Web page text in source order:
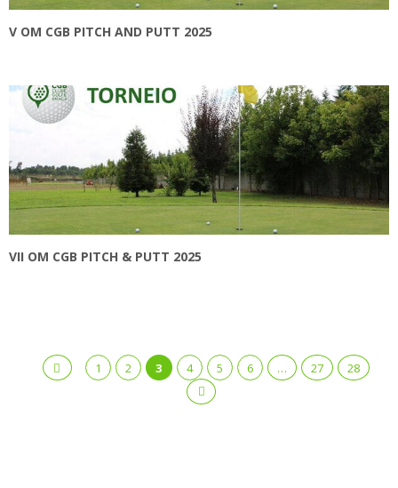
V OM CGB PITCH AND PUTT 2025
VII OM CGB PITCH & PUTT 2025
1 2 3 4 5 6 … 27 28